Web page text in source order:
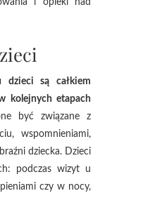
są całkiem
kolejnych etapach
być związane z
wspomnieniami,
dziecka. Dzieci
podczas wizyt u
czy w nocy,